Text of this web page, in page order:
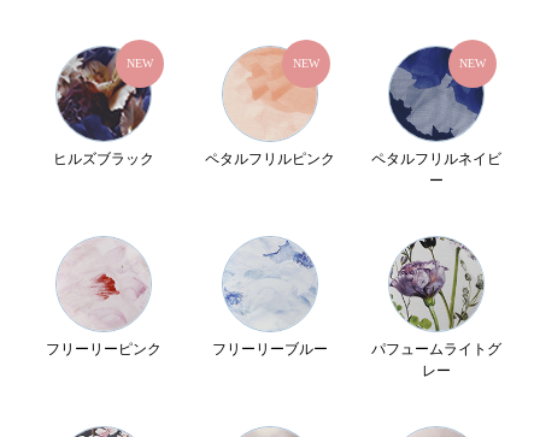
NEW
ヒルズブラック
NEW
ペタルフリルピンク
NEW
ペタルフリルネイビ
ー
フリーリーピンク フリーリーブルー
パフュームライトグ
レー